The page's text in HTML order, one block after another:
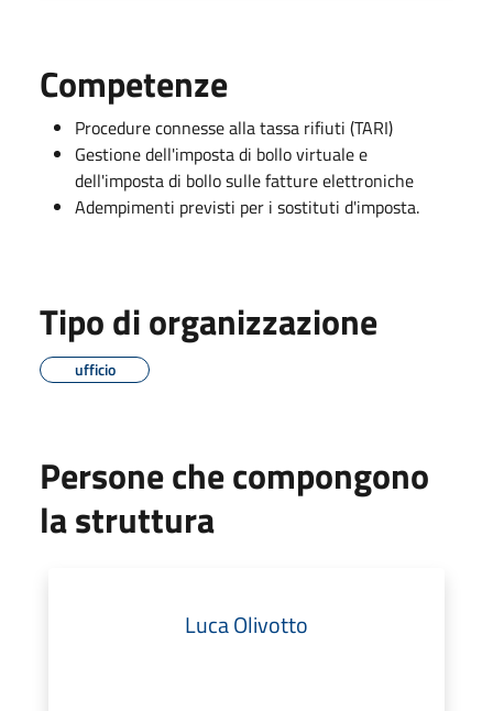
Competenze
Procedure connesse alla tassa rifiuti (TARI)
Gestione dell'imposta di bollo virtuale e
dell'imposta di bollo sulle fatture elettroniche
Adempimenti previsti per i sostituti d'imposta.
Tipo di organizzazione
ufficio
Persone che compongono
la struttura
Luca Olivotto